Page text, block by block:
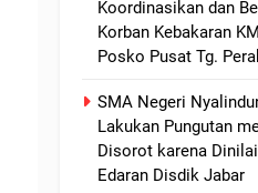
Koordinasikan dan
Korban Kebakaran
Posko Pusat Tg.
SMA Negeri
Lakukan Pungutan
Disorot karena
Edaran Disdik Jabar